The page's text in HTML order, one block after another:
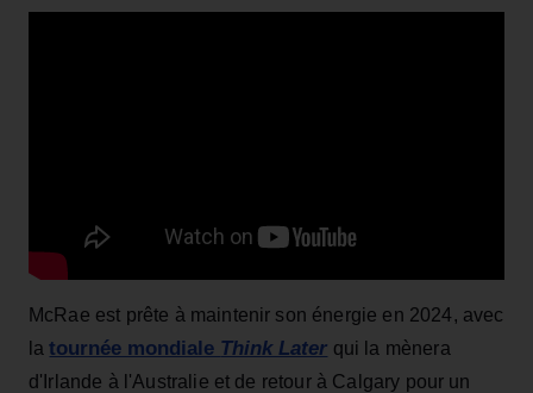
McRae est prête à maintenir son énergie en 2024, avec
latournée mondiale Think Later qui la mènera
d'Irlande à l'Australie et de retour à Calgary pour un